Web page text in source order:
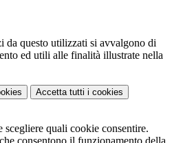
da questo utilizzati si avvalgono di
ed utili alle finalità illustrate nella
Accetta tutti i cookies
scegliere quali cookie consentire.